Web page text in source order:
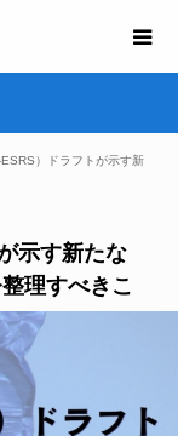
）ドラフトが示す新
示す新たな
理すべきこ